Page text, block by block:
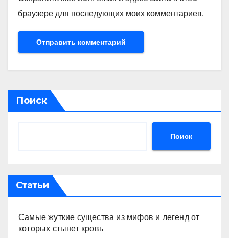
браузере для последующих моих комментариев.
Поиск
Поиск
Статьи
Самые жуткие существа из мифов и легенд от
которых стынет кровь